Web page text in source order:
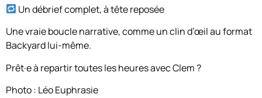
Un débrief complet, à tête reposée
Une vraie boucle narrative, comme un clin d’œil au format
Backyard lui-même.
Prêt·e à repartir toutes les heures avec Clem ?
Photo : Léo Euphrasie